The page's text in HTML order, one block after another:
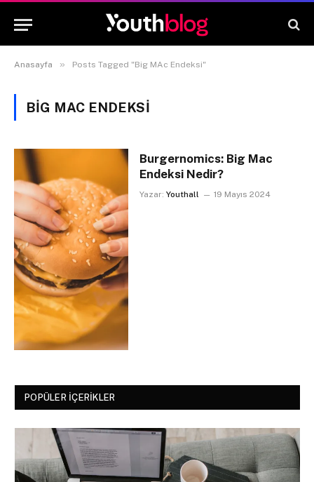
Anasayfa » Posts Tagged "Big MAc Endeksi"
BIG MAC ENDEKSI
Burgernomics: Big Mac
Endeksi Nedir?
Yazar: Youthall 19 Mayıs 2024
POPÜLER İÇERIKLER